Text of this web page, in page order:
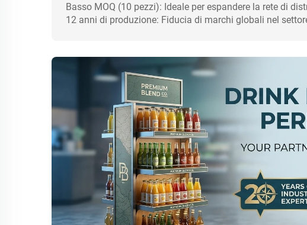
Basso MOQ (10 pezzi): Ideale per espandere la rete di
12 anni di produzione: Fiducia di marchi globali nel